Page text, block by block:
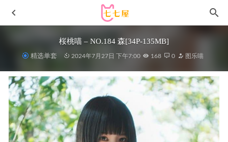
桜桃喵 – NO.184 森[34P-135MB]
精选单套 2024年7月27日 下午7:00 168 0 图乐喵